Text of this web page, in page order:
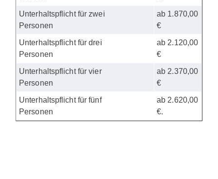
Unterhaltspflicht für zwei
Personen
ab 1.870,00
€
Unterhaltspflicht für drei
Personen
ab 2.120,00
€
Unterhaltspflicht für vier
Personen
ab 2.370,00
€
Unterhaltspflicht für fünf
Personen
ab 2.620,00
€.